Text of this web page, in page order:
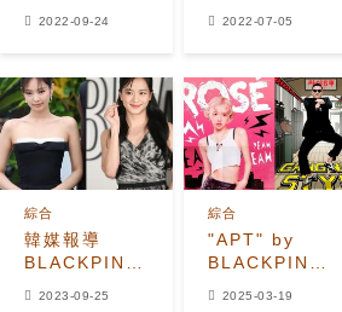
排行榜一位！
2022-09-24
太妍獲選
2022-07-05
韓媒報導
BLACKPINK
Jennie和
綜合
2023-09-25
"APT" by
BLACKPINK's
Rosé just
綜合
2025-03-19